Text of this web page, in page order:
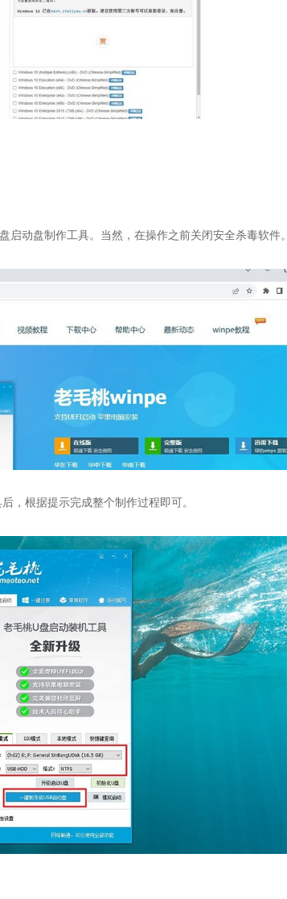
盘启动盘制作工具。当然，在操作之前关闭安全杀毒软件。
，根据提示完成整个制作过程即可。